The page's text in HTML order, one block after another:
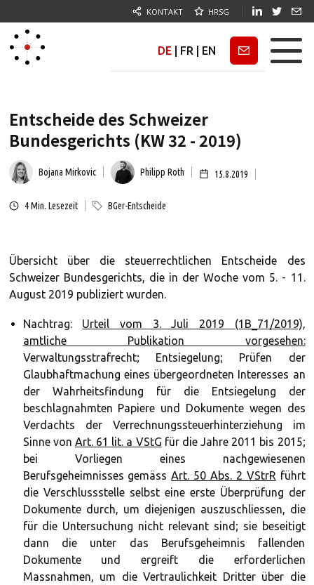
KONTAKT HRSG
DE FR EN Newsletter
Entscheide des Schweizer
Bundesgerichts (KW 32 - 2019)
Bojana Mirkovic Philipp Roth 15.8.2019
4Min. Lesezeit BGer-Entscheide
Übersicht über die steuerrechtlichen Entscheide des
Schweizer Bundesgerichts, die in der Woche vom 5. - 11.
August 2019 publiziert wurden.
Nachtrag: Urteil vom 3. Juli 2019 (1B_71/2019),
amtliche Publikation vorgesehen:
Verwaltungsstrafrecht; Entsiegelung; Prüfen der
Glaubhaftmachung eines übergeordneten Interesses an
der Wahrheitsfindung für die Entsiegelung der
beschlagnahmten Papiere und Dokumente wegen des
Verdachts der Verrechnungssteuerhinterziehung im
Sinne von Art. 61 lit. a VStG für die Jahre 2011 bis 2015;
bei Vorliegen eines nachgewiesenen
Berufsgeheimnisses gemässArt. 50 Abs. 2 VStrR führt
die Verschlussstelle selbst eine erste Überprüfung der
Dokumente durch, um diejenigen auszuschliessen, die
für die Untersuchung nicht relevant sind; sie beseitigt
dann die unter das Berufsgeheimnis fallenden
Dokumente und ergreift die erforderlichen
Massnahmen, um die Vertraulichkeit Dritter über die